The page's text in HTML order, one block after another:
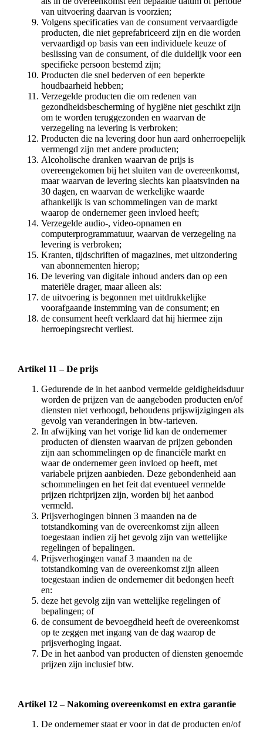
van uitvoering daarvan is voorzien;
Volgens specificaties van de consument vervaardigde
producten, die niet geprefabriceerd zijn en die worden
vervaardigd op basis van een individuele keuze of
beslissing van de consument, of die duidelijk voor een
specifieke persoon bestemd zijn;
Producten die snel bederven of een beperkte
houdbaarheid hebben;
Verzegelde producten die om redenen van
gezondheidsbescherming of hygiëne niet geschikt zijn
om te worden teruggezonden en waarvan de
verzegeling na levering is verbroken;
Producten die na levering door hun aard onherroepelijk
vermengd zijn met andere producten;
Alcoholische dranken waarvan de prijs is
overeengekomen bij het sluiten van de overeenkomst,
maar waarvan de levering slechts kan plaatsvinden na
30 dagen, en waarvan de werkelijke waarde
afhankelijk is van schommelingen van de markt
waarop de ondernemer geen invloed heeft;
Verzegelde audio-, video-opnamen en
computerprogrammatuur, waarvan de verzegeling na
levering is verbroken;
Kranten, tijdschriften of magazines, met uitzondering
van abonnementen hierop;
De levering van digitale inhoud anders dan op een
materiële drager, maar alleen als:
de uitvoering is begonnen met uitdrukkelijke
voorafgaande instemming van de consument; en
de consument heeft verklaard dat hij hiermee zijn
herroepingsrecht verliest.
Artikel 11 – De prijs
Gedurende de in het aanbod vermelde geldigheidsduur
worden de prijzen van de aangeboden producten en/of
diensten niet verhoogd, behoudens prijswijzigingen als
gevolg van veranderingen in btw-tarieven.
In afwijking van het vorige lid kan de ondernemer
producten of diensten waarvan de prijzen gebonden
zijn aan schommelingen op de financiële markt en
waar de ondernemer geen invloed op heeft, met
variabele prijzen aanbieden. Deze gebondenheid aan
schommelingen en het feit dat eventueel vermelde
prijzen richtprijzen zijn, worden bij het aanbod
vermeld.
Prijsverhogingen binnen 3 maanden na de
totstandkoming van de overeenkomst zijn alleen
toegestaan indien zij het gevolg zijn van wettelijke
regelingen of bepalingen.
Prijsverhogingen vanaf 3 maanden na de
totstandkoming van de overeenkomst zijn alleen
toegestaan indien de ondernemer dit bedongen heeft
en:
deze het gevolg zijn van wettelijke regelingen of
bepalingen; of
de consument de bevoegdheid heeft de overeenkomst
op te zeggen met ingang van de dag waarop de
prijsverhoging ingaat.
De in het aanbod van producten of diensten genoemde
prijzen zijn inclusief btw.
Artikel 12 – Nakoming overeenkomst en extra garantie
De ondernemer staat er voor in dat de producten en/of